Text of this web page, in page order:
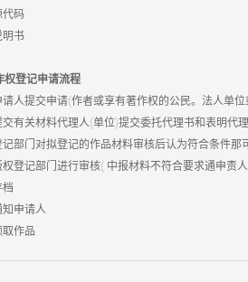
代码
明书
权登记申请流程
请人提交申请(作者或享有著作权的公民。法人单位
交有关材料代理人(单位)提交委托代理书和表明代
记部门对拟登记的作品材料审核后认为符合条件那
权登记部门进行审核( 中报材料不符合要求通申责
档
知申请人
取作品